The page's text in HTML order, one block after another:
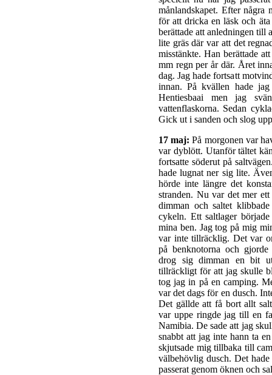
månlandskapet. Efter några
för att dricka en läsk och
berättade att anledningen till
lite gräs där var att det
misstänkte. Han berättade
mm regn per år där. Året
dag. Jag hade fortsatt
innan. På kvällen hade
Hentiesbaai men jag
vattenflaskorna. Sedan
Gick ut i sanden och slog
17 maj: På morgonen var
var dyblött. Utanför tältet
fortsatte söderut på
hade lugnat ner sig lite.
hörde inte längre det
stranden. Nu var det mer
dimman och saltet
cykeln. Ett saltlager
mina ben. Jag tog på mig
var inte tillräcklig. Det var
på benknotorna och
drog sig dimman en bit
tillräckligt för att jag skulle
tog jag in på en camping.
var det dags för en dusch.
Det gällde att få bort allt
var uppe ringde jag till en
Namibia. De sade att jag
snabbt att jag inte hann ta
skjutsade mig tillbaka till
välbehövlig dusch. Det
passerat genom öknen och